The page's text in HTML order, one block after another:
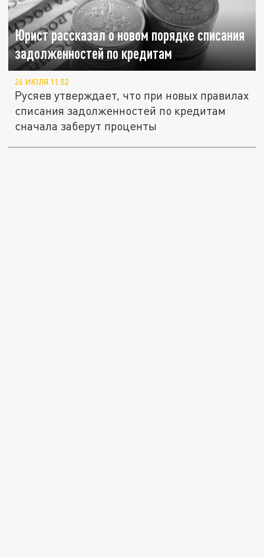
Юрист рассказал о новом порядке списания
задолженностей по кредитам
26 ИЮЛЯ 11:52
Русяев утверждает, что при новых правилах
списания задолженностей по кредитам
сначала заберут проценты